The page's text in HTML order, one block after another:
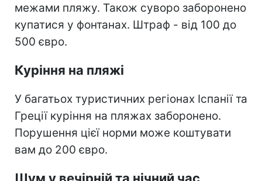
межами пляжу. Також суворо заборонено
купатися у фонтанах. Штраф - від 100 до
500 євро.
Куріння на пляжі
У багатьох туристичних регіонах Іспанії та
Греції куріння на пляжах заборонено.
Порушення цієї норми може коштувати
вам до 200 євро.